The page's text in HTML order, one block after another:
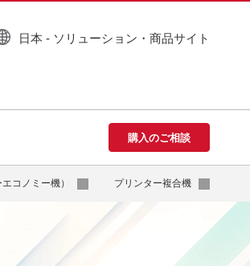
日本 - ソリューション・商品サイト
購入のご相談
コノミー機） プリンター複合機